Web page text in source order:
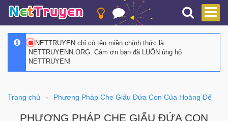
NETTRUYEN chỉ có tên miền chính thức là
NETTRUYENN.ORG. Cảm ơn bạn đã LUÔN ủng hộ
NETTRUYEN!
Trang chủ Phương Pháp Che Giấu Đứa Con Của Hoàng Đế
PHƯƠNG PHÁP CHE GIẤU ĐỨA CON